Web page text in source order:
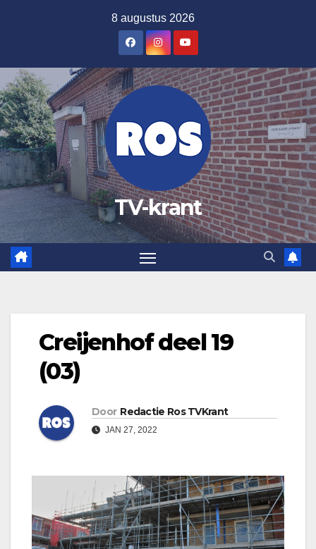
inhoud
8 augustus 2026
TV-krant
Creijenhof deel 19
(03)
Door Redactie Ros TVKrant
JAN 27, 2022